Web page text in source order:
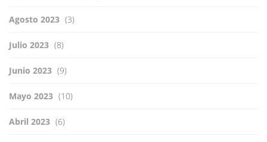
Agosto 2023 (3)
Julio 2023 (8)
Junio 2023 (9)
Mayo 2023 (10)
Abril 2023 (6)